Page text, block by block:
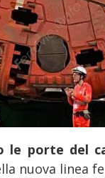
le porte del
nuova linea